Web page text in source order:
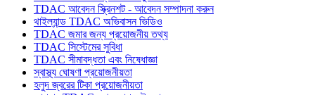
TDAC আবেদন স্ক্রিনশট - আবেদন সম্পাদনা করুন
থাইল্যান্ড TDAC অভিবাসন ভিডিও
TDAC জমার জন্য প্রয়োজনীয় তথ্য
TDAC সিস্টেমের সুবিধা
TDAC সীমাবদ্ধতা এবং নিষেধাজ্ঞা
স্বাস্থ্য ঘোষণা প্রয়োজনীয়তা
হলুদ জ্বরের টিকা প্রয়োজনীয়তা